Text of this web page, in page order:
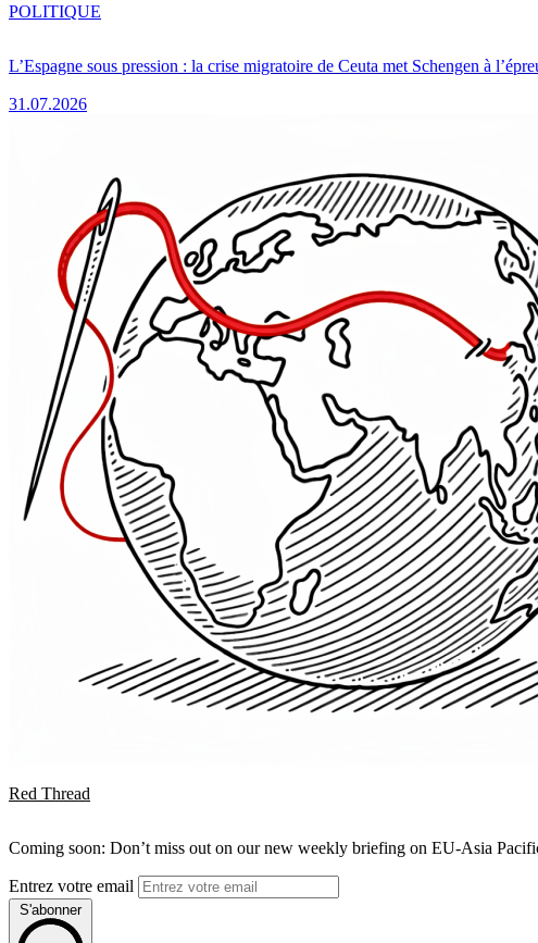
L’Espagne sous pression : la crise migratoire de Ceuta met Schengen à
31.07.2026
POLITIQUE
Red Thread
Coming soon: Don’t miss out on our new weekly briefing on EU-Asia
Entrez votre email
S'abonner